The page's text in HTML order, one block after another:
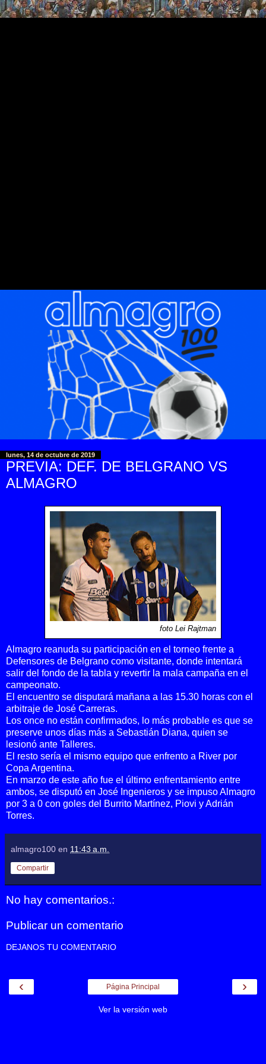
lunes, 14 de octubre de 2019
PREVIA: DEF. DE BELGRANO VS
ALMAGRO
foto Lei Rajtman
Almagro reanuda su participación en el torneo frente a
Defensores de Belgrano como visitante, donde intentará
salir del fondo de la tabla y revertir la mala campaña en el
campeonato.
El encuentro se disputará mañana a las 15.30 horas con el
arbitraje de José Carreras.
Los once no están confirmados, lo más probable es que se
preserve unos días más a Sebastián Diana, quien se
lesionó ante Talleres.
El resto sería el mismo equipo que enfrento a River por
Copa Argentina.
En marzo de este año fue el último enfrentamiento entre
ambos, se disputó en José Ingenieros y se impuso Almagro
por 3 a 0 con goles del Burrito Martínez, Piovi y Adrián
Torres.
almagro100 en 11:43 a.m.
Compartir
No hay comentarios.:
Publicar un comentario
DEJANOS TU COMENTARIO
‹ ›
Página Principal
Ver la versión web